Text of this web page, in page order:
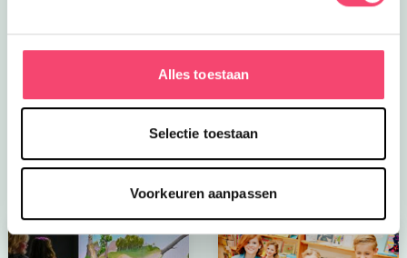
Alles toestaan
Selectie toestaan
Voorkeuren aanpassen
Zomervakantie in onze prachtige regio. Onze website
staat vol met toffe uitjes, tips voor thuis, zomerse of
elkaar.